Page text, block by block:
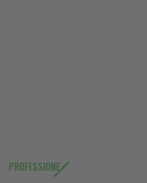
PROFESSIONE